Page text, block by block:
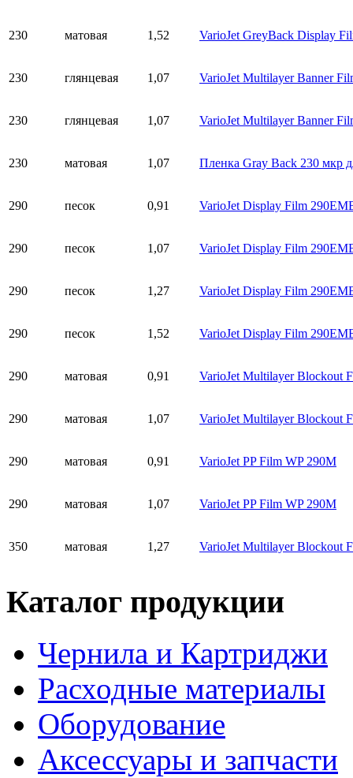
230 матовая 1,52 VarioJet GreyBack Display
230 глянцевая 1,07 VarioJet Multilayer Banner
230 глянцевая 1,07 VarioJet Multilayer Banner
230 матовая 1,07 Пленка Gray Back 230 мкр
290 песок 0,91 VarioJet Display Film
290 песок 1,07 VarioJet Display Film
290 песок 1,27 VarioJet Display Film
290 песок 1,52 VarioJet Display Film
290 матовая 0,91 VarioJet Multilayer Blockout
290 матовая 1,07 VarioJet Multilayer Blockout
290 матовая 0,91 VarioJet PP Film WP 290M
290 матовая 1,07 VarioJet PP Film WP 290M
350 матовая 1,27 VarioJet Multilayer Blockout
Каталог продукции
Чернила и Картриджи
Расходные материалы
Оборудование
Аксессуары и запчасти